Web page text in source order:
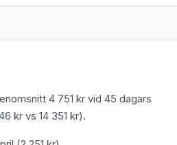
4 751 kr vid 45 dagars
kr vs 14 351 kr).